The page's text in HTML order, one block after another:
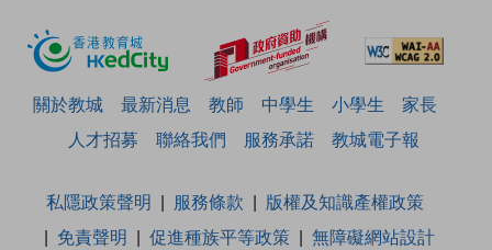
關於教城 最新消息 教師 中學生 小學生
家長
人才招募
聯絡我們 服務承諾 教城電子報
私隱政策聲明 服務條款
版權及知識產權政策
免責聲明
促進種族平等政策 無障礙網站設計